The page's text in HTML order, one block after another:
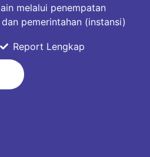
melalui penempatan
pemerintahan (instansi)
Report Lengkap